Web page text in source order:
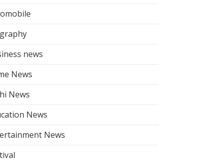
news
News
News
News
News